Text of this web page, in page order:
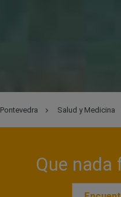
Pontevedra Salud y Medicina
Que